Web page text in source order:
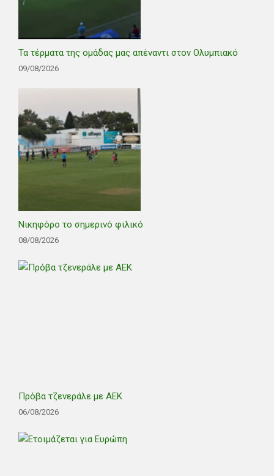
Τα τέρματα της ομάδας μας απέναντι στον Ολυμπιακό
09/08/2026
Νικηφόρο το σημερινό φιλικό
08/08/2026
Πρόβα τζενεράλε με ΑΕΚ
06/08/2026